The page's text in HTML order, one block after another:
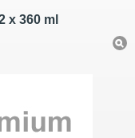
x 360 ml